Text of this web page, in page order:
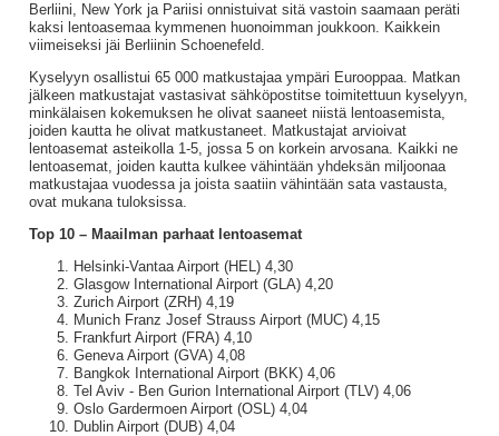
Berliini, New York ja Pariisi onnistuivat sitä vastoin saamaan peräti
kaksi lentoasemaa kymmenen huonoimman joukkoon. Kaikkein
viimeiseksi jäi Berliinin Schoenefeld.
Kyselyyn osallistui 65 000 matkustajaa ympäri Eurooppaa. Matkan
jälkeen matkustajat vastasivat sähköpostitse toimitettuun kyselyyn,
minkälaisen kokemuksen he olivat saaneet niistä lentoasemista,
joiden kautta he olivat matkustaneet. Matkustajat arvioivat
lentoasemat asteikolla 1-5, jossa 5 on korkein arvosana. Kaikki ne
lentoasemat, joiden kautta kulkee vähintään yhdeksän miljoonaa
matkustajaa vuodessa ja joista saatiin vähintään sata vastausta,
ovat mukana tuloksissa.
Top 10 – Maailman parhaat lentoasemat
Helsinki-Vantaa Airport (HEL) 4,30
Glasgow International Airport (GLA) 4,20
Zurich Airport (ZRH) 4,19
Munich Franz Josef Strauss Airport (MUC) 4,15
Frankfurt Airport (FRA) 4,10
Geneva Airport (GVA) 4,08
Bangkok International Airport (BKK) 4,06
Tel Aviv - Ben Gurion International Airport (TLV) 4,06
Oslo Gardermoen Airport (OSL) 4,04
Dublin Airport (DUB) 4,04